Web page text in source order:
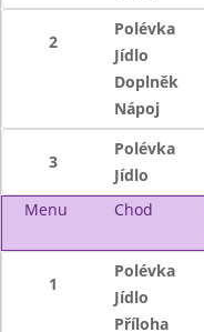
2
Polévka
Jídlo
Doplněk
Nápoj
3
Polévka
Jídlo
Menu
Chod
1
Polévka
Jídlo
Příloha